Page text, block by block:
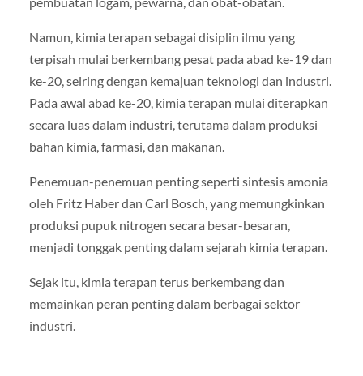
Namun, kimia terapan sebagai disiplin ilmu yang
terpisah mulai berkembang pesat pada abad ke-19 dan
ke-20, seiring dengan kemajuan teknologi dan industri.
Pada awal abad ke-20, kimia terapan mulai diterapkan
secara luas dalam industri, terutama dalam produksi
bahan kimia, farmasi, dan makanan.
Penemuan-penemuan penting seperti sintesis amonia
oleh Fritz Haber dan Carl Bosch, yang memungkinkan
produksi pupuk nitrogen secara besar-besaran,
menjadi tonggak penting dalam sejarah kimia terapan.
Sejak itu, kimia terapan terus berkembang dan
memainkan peran penting dalam berbagai sektor
industri.